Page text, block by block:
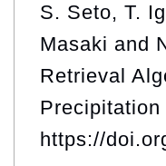
S. Seto, T.
Masaki and
Retrieval
https://